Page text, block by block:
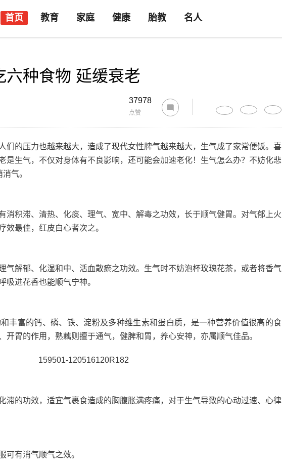
首页 教育 家庭 健康 胎教 名人
六种食物 延缓衰老
37978
点赞
们的压力也越来越大，造成了现代女性脾气越来越大，生气成了家常便饭。喜
是生气，不仅对身体有不良影响，还可能会加速老化！生气怎么办？不妨化悲
气。
消积滞、清热、化痰、理气、宽中、解毒之功效，长于顺气健胃。对气郁上火
效最佳，红皮白心者次之。
气解郁、化湿和中、活血散瘀之功效。生气时不妨泡杯玫瑰花茶，或者将香气
吸进花香也能顺气宁神。
丰富的钙、磷、铁、淀粉及多种维生素和蛋白质，是一种营养价值很高的食
开胃的作用，熟藕则擅于通气，健脾和胃，养心安神，亦属顺气佳品。
滞的功效，适宜气裹食造成的胸腹胀满疼痛，对于生气导致的心动过速、心律
可有消气顺气之效。